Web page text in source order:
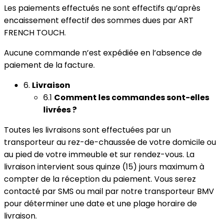
Les paiements effectués ne sont effectifs qu’après
encaissement effectif des sommes dues par ART
FRENCH TOUCH.
Aucune commande n’est expédiée en l’absence de
paiement de la facture.
6. Livraison
6.1 Comment les commandes sont-elles
livrées ?
Toutes les livraisons sont effectuées par un
transporteur au rez-de-chaussée de votre domicile ou
au pied de votre immeuble et sur rendez-vous. La
livraison intervient sous quinze (15) jours maximum à
compter de la réception du paiement. Vous serez
contacté par SMS ou mail par notre transporteur BMV
pour déterminer une date et une plage horaire de
livraison.